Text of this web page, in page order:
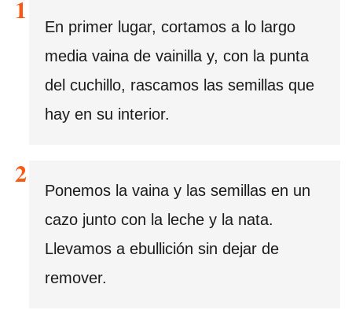
En primer lugar, cortamos a lo largo
media vaina de vainilla y, con la punta
del cuchillo, rascamos las semillas que
hay en su interior.
Ponemos la vaina y las semillas en un
cazo junto con la leche y la nata.
Llevamos a ebullición sin dejar de
remover.